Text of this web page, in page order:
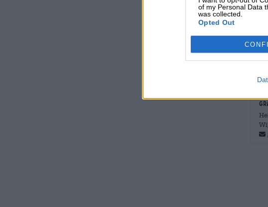
of my Personal Data
was collected.
Opted Out